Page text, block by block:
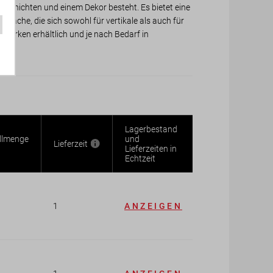
und einem Dekor besteht. Es bietet eine
die sich sowohl für vertikale als auch für
erhältlich und je nach Bedarf in
Lieferzeit
Lagerbestand
und
Lieferzeiten in
Echtzeit
1 ANZEIGEN